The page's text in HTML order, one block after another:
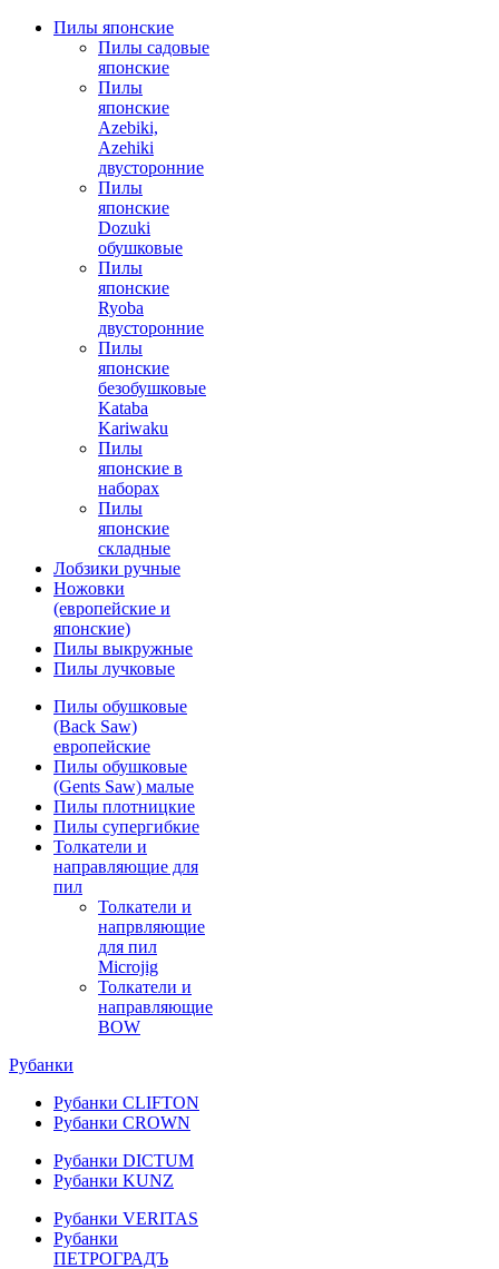
Пилы японские
Пилы садовые
японские
Пилы
японские
Azebiki,
Azehiki
двусторонние
Пилы
японские
Dozuki
обушковые
Пилы
японские
Ryoba
двусторонние
Пилы
японские
безобушковые
Kataba
Kariwaku
Пилы
японские в
наборах
Пилы
японские
складные
Лобзики ручные
Ножовки
(европейские и
японские)
Пилы выкружные
Пилы лучковые
Пилы обушковые
(Back Saw)
европейские
Пилы обушковые
(Gents Saw) малые
Пилы плотницкие
Пилы супергибкие
Толкатели и
направляющие для
пил
Толкатели и
напрвляющие
для пил
Microjig
Толкатели и
направляющие
BOW
Рубанки
Рубанки CLIFTON
Рубанки CROWN
Рубанки DICTUM
Рубанки KUNZ
Рубанки VERITAS
Рубанки
ПЕТРОГРАДЪ